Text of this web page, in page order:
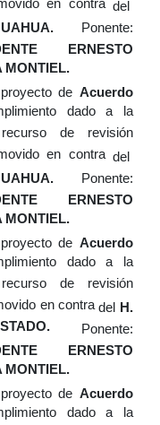
en contra del
Ponente:
ERNESTO
MONTIEL.
deAcuerdo
dado a la
de revisión
en contra del
Ponente:
ERNESTO
MONTIEL.
deAcuerdo
dado a la
de revisión
en contradel H.
Ponente:
ERNESTO
MONTIEL.
deAcuerdo
dado a la